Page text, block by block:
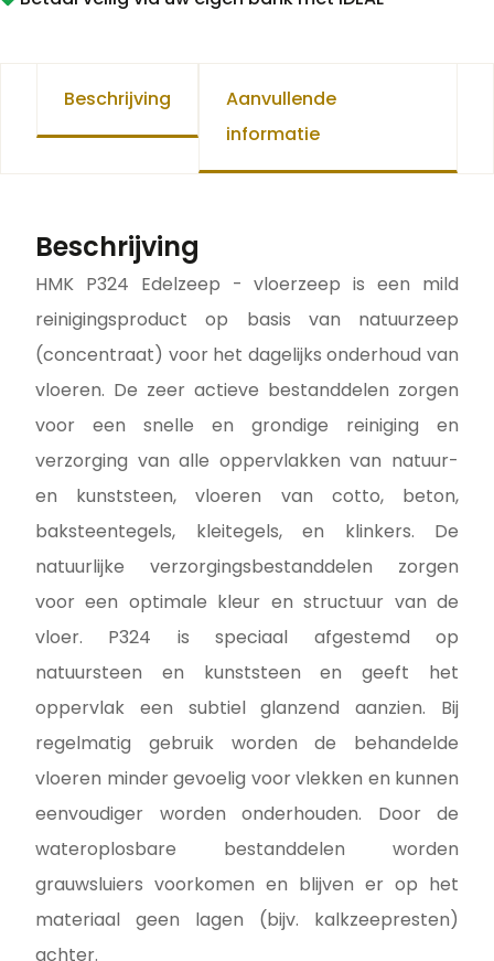
Beschrijving
Aanvullende
informatie
Beschrijving
HMK P324 Edelzeep - vloerzeep is een mild
reinigingsproduct op basis van natuurzeep
(concentraat) voor het dagelijks onderhoud van
vloeren. De zeer actieve bestanddelen zorgen
voor een snelle en grondige reiniging en
verzorging van alle oppervlakken van natuur-
en kunststeen, vloeren van cotto, beton,
baksteentegels, kleitegels, en klinkers. De
natuurlijke verzorgingsbestanddelen zorgen
voor een optimale kleur en structuur van de
vloer. P324 is speciaal afgestemd op
natuursteen en kunststeen en geeft het
oppervlak een subtiel glanzend aanzien. Bij
regelmatig gebruik worden de behandelde
vloeren minder gevoelig voor vlekken en kunnen
eenvoudiger worden onderhouden. Door de
wateroplosbare bestanddelen worden
grauwsluiers voorkomen en blijven er op het
materiaal geen lagen (bijv. kalkzeepresten)
achter.